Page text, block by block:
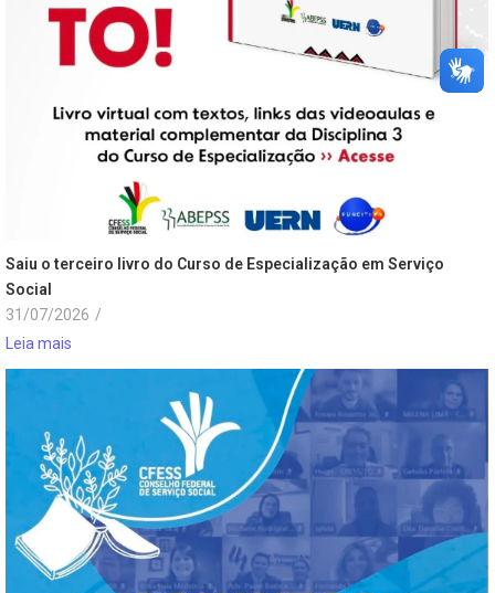
Saiu o terceiro livro do Curso de Especialização em Serviço
Social
31/07/2026 /
Leia mais